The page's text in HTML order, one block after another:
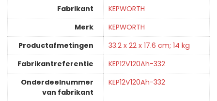
Fabrikant
‎KEPWORTH
Merk
‎KEPWORTH
Productafmetingen
‎33.2 x 22 x 17.6 cm; 14 kg
Fabrikantreferentie
‎KEP12V120Ah-332
Onderdeelnummer
van fabrikant
‎KEP12V120Ah-332